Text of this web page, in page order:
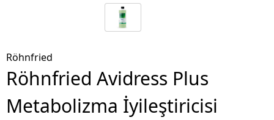
Röhnfried
Röhnfried Avidress Plus
Metabolizma İyileştiricisi